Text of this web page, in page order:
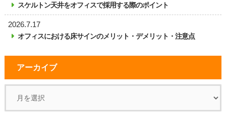
スケルトン天井をオフィスで採用する際のポイント
2026.7.17
オフィスにおける床サインのメリット・デメリット・注意点
アーカイブ